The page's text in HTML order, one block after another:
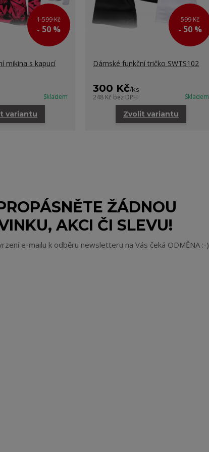
1 599 Kč
- 50 %
mikina s kapucí
Skladem
variantu
599 Kč
- 50 %
Dámské funkční tričko SWTS102
300 Kč/ks
248 Kč bez DPH Skladem
Zvolit variantu
ŽÁDNOU
AKCI ČI SLEVU!
e-mailu k odběru newsletteru na Vás čeká ODMĚNA :-)